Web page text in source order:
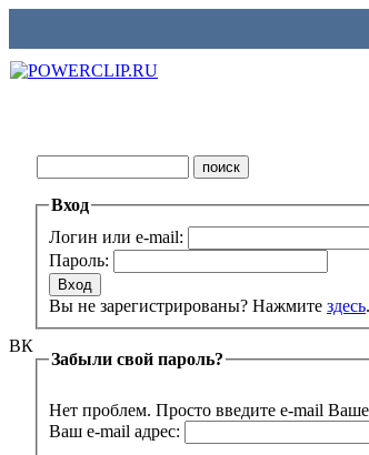
ВК
Вход
Логин или e-mail:
Пароль:
Вы не зарегистрированы? Нажмите здесь.
Забыли свой пароль?
Нет проблем. Просто введите e-mail
Ваш e-mail адрес: